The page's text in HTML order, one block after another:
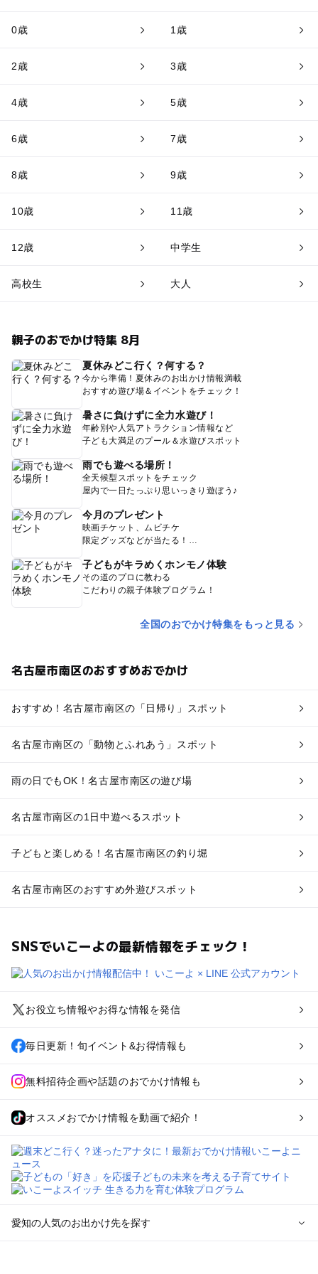
0歳 1歳
2歳 3歳
4歳 5歳
6歳 7歳
8歳 9歳
10歳 11歳
12歳 中学生
高校生 大人
親子のおでかけ特集 8月
夏休みどこ行く？何する？
今から準備！夏休みのお出かけ情報満載
おすすめ遊び場＆イベントをチェック！
暑さに負けずに全力水遊び！
年齢別や人気アトラクション情報など
子ども大満足のプール＆水遊びスポット
雨でも遊べる場所！
全天候型スポットをチェック
屋内で一日たっぷり思いっきり遊ぼう♪
今月のプレゼント
映画チケット、ムビチケ
限定グッズなどが当たる！
子どもがキラめくホンモノ体験
その道のプロに教わる
こだわりの親子体験プログラム！
全国のおでかけ特集をもっと見る
名古屋市南区のおすすめおでかけ
おすすめ！名古屋市南区の「日帰り」スポット
名古屋市南区の「動物とふれあう」スポット
雨の日でもOK！名古屋市南区の遊び場
名古屋市南区の1日中遊べるスポット
子どもと楽しめる！名古屋市南区の釣り堀
名古屋市南区のおすすめ外遊びスポット
SNSでいこーよの最新情報をチェック！
お役立ち情報やお得な情報を発信
毎日更新！旬イベント&お得情報も
無料招待企画や話題のおでかけ情報も
オススメおでかけ情報を動画で紹介！
愛知の人気のお出かけ先を探す